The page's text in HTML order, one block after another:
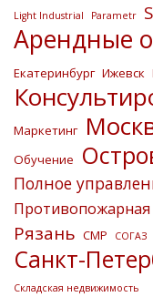
Light Industrial Parametr
Арендные
Екатеринбург Ижевск
Маркетинг
Обучение
Полное
Рязань СМР СОГАЗ
Санкт-
Складская недвижимость